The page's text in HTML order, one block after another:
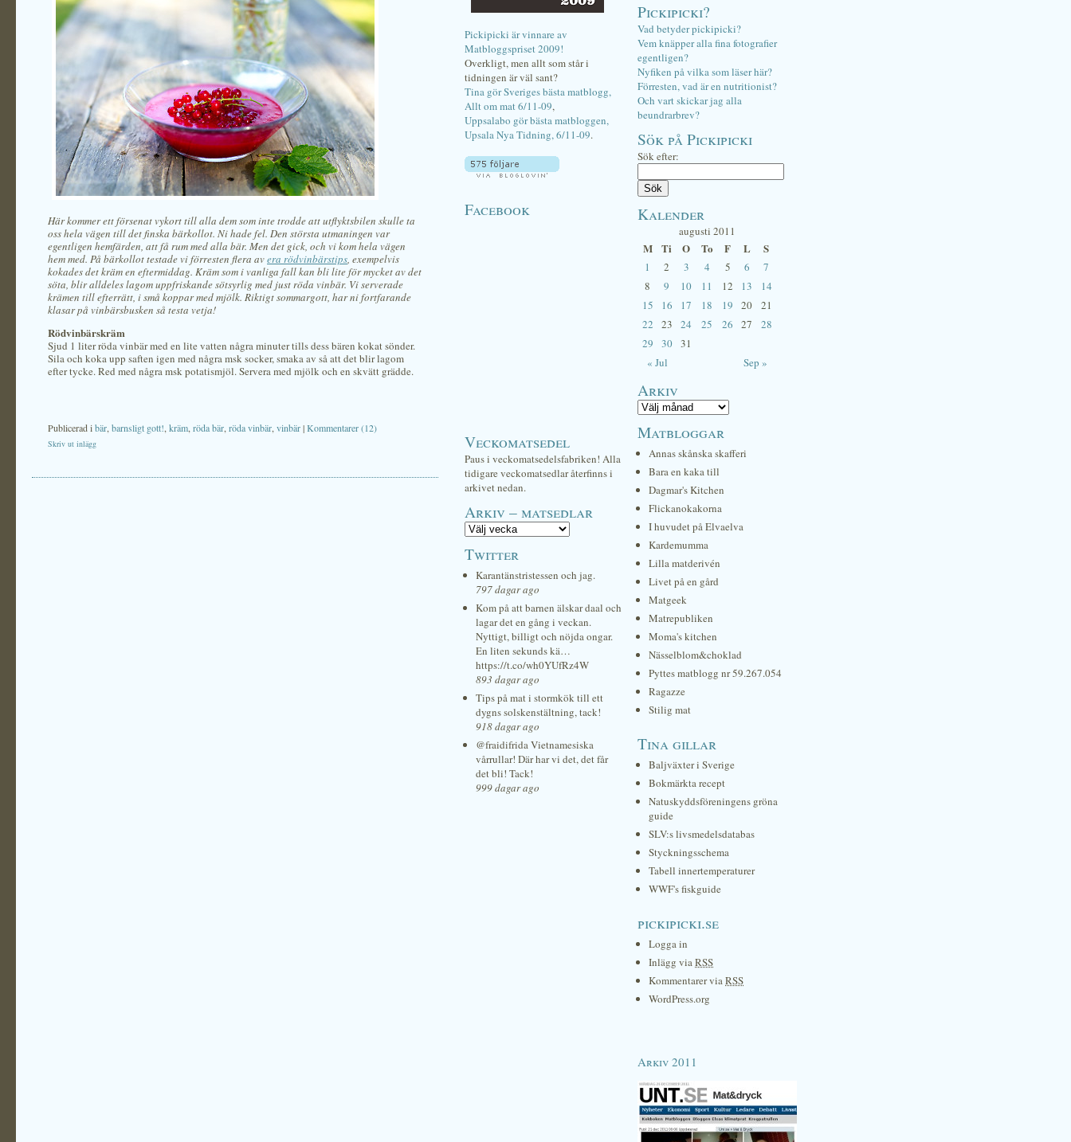
Här kommer ett försenat vykort till alla dem som inte trodde att utflyktsbilen skulle ta
oss hela vägen till det finska bärkollot. Ni hade fel. Den största utmaningen var
egentligen hemfärden, att få rum med alla bär. Men det gick, och vi kom hela vägen
hem med. På bärkollot testade vi förresten flera avera rödvinbärstips, exempelvis
kokades det kräm en eftermiddag. Kräm som i vanliga fall kan bli lite för mycket av det
söta, blir alldeles lagom uppfriskande sötsyrlig med just röda vinbär. Vi serverade
krämen till efterrätt, i små koppar med mjölk. Riktigt sommargott, har ni fortfarande
klasar på vinbärsbusken så testa vetja!
Rödvinbärskräm
Sjud 1 liter röda vinbär med en lite vatten några minuter tills dess bären kokat sönder.
Sila och koka upp saften igen med några msk socker, smaka av så att det blir lagom
efter tycke. Red med några msk potatismjöl. Servera med mjölk och en skvätt grädde.
Publicerad ibär barnsligt gott! kräm röda bär röda vinbär vinbär|Kommentarer (12)
Skriv ut inlägg
Pickipicki är vinnare av
Matbloggspriset 2009!
Overkligt, men allt som står i
tidningen är väl sant?
Tina gör Sveriges bästa matblogg,
Allt om mat 6/11-09,
Uppsalabo gör bästa matbloggen,
Upsala Nya Tidning, 6/11-09.
Facebook
Veckomatsedel
Paus i veckomatsedelsfabriken! Alla
tidigare veckomatsedlar återfinns i
arkivet nedan.
Arkiv – matsedlar
Twitter
Karantänstristessen och jag.
797 dagar ago
Kom på att barnen älskar daal och
lagar det en gång i veckan.
Nyttigt, billigt och nöjda ongar.
En liten sekunds kä…
https://t.co/wh0YUfRz4W
893 dagar ago
Tips på mat i stormkök till ett
dygns solskenstältning, tack!
918 dagar ago
@fraidifrida Vietnamesiska
vårrullar! Där har vi det, det får
det bli! Tack!
999 dagar ago
Pickipicki?
Vad betyder pickipicki?
Vem knäpper alla fina fotografier
egentligen?
Nyfiken på vilka som läser här?
Förresten, vad är en nutritionist?
Och vart skickar jag alla
beundrarbrev?
Sök på Pickipicki
Sök efter:
Kalender
augusti 2011
M Ti O To F L S
« Jul Sep »
1 2 3 4 5 6
7
8
9 10 11 12 13
14
15
16 17 18 19 20
21
22
23 24 25 26 27
28
29
30 31
Arkiv
Matbloggar
Annas skånska skafferi
Bara en kaka till
Dagmar's Kitchen
Flickanokakorna
I huvudet på Elvaelva
Kardemumma
Lilla matderivén
Livet på en gård
Matgeek
Matrepubliken
Moma's kitchen
Nässelblom&choklad
Pyttes matblogg nr 59.267.054
Ragazze
Stilig mat
Tina gillar
Baljväxter i Sverige
Bokmärkta recept
Natuskyddsföreningens gröna
guide
SLV:s livsmedelsdatabas
Styckningsschema
Tabell innertemperaturer
WWF's fiskguide
pickipicki.se
Logga in
Inlägg viaRSS
Kommentarer viaRSS
WordPress.org
Arkiv 2011